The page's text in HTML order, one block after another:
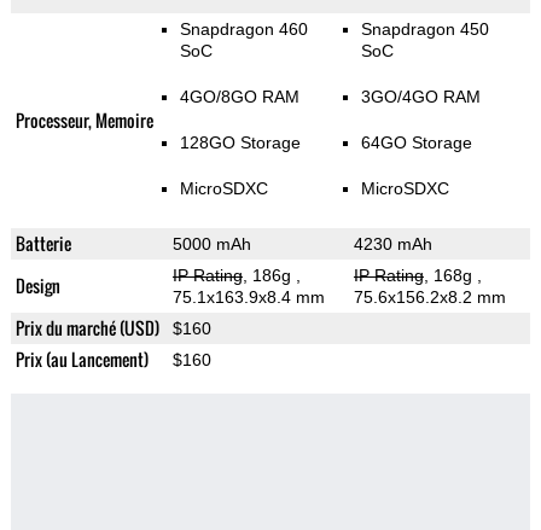
Processeur, Memoire
Snapdragon 460
SoC
4GO/8GO RAM
128GO Storage
MicroSDXC
Snapdragon 450
SoC
3GO/4GO RAM
64GO Storage
MicroSDXC
Batterie 5000 mAh 4230 mAh
Design IP Rating, 186g
75.1x163.9x8.4 mm
IP Rating, 168g
75.6x156.2x8.2 mm
Prix du marché (USD) $160
Prix (au Lancement) $160